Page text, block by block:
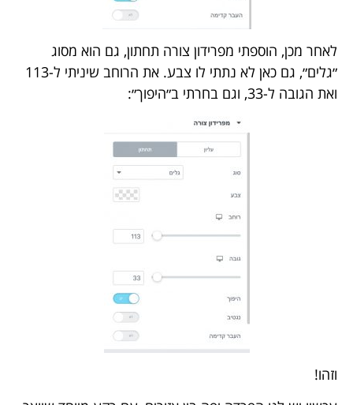
לאחר מכן, הוספתי מפרידון צורה תחתון, גם הוא מסוג
״גלים״, גם כאן לא נתתי לו צבע. את הרוחב שיניתי ל-113
ואת הגובה ל-33, וגם בחרתי ב״היפוך״:
וזהו!